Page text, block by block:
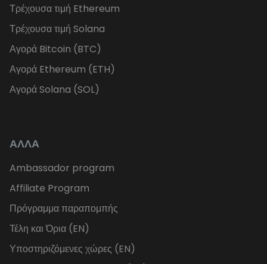
Τρέχουσα τιμή Ethereum
Τρέχουσα τιμή Solana
Αγορά Bitcoin (BTC)
Αγορά Ethereum (ETH)
Αγορά Solana (SOL)
ΑΛΛΑ
Ambassador program
Affiliate Program
Πρόγραμμα παραπομπής
Τέλη και Όρια (EN)
Υποστηριζόμενες χώρες (EN)